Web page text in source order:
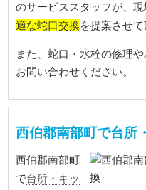
のサービススタッフが、現
適な蛇口交換を提案させて
また、蛇口・水栓の修理
お問い合わせください。
西伯郡南部町で台所
西伯郡南部町
で台所・キッ